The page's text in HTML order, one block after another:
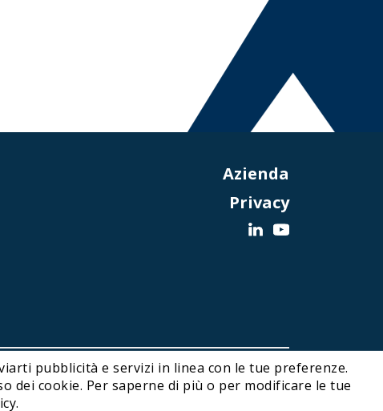
Azienda
Privacy
Designed and Developed by Noonic
pubblicità e servizi in linea con le tue preferenze.
dei cookie. Per saperne di più o per modificare le tue